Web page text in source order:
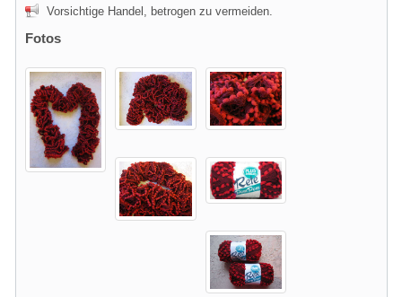
Vorsichtige Handel, betrogen zu vermeiden.
Fotos